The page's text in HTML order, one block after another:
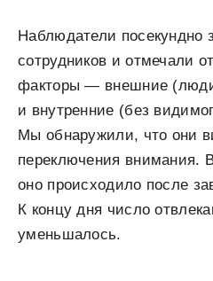
Наблюдатели посекундно
сотрудников и отмечали
факторы — внешние
и внутренние (без
Мы обнаружили, что они
переключения внимания.
оно происходило после
К концу дня число
уменьшалось.